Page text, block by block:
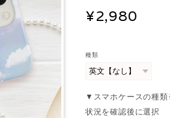
¥2,980
種類
▼スマホケースの種
状況を確認後に選択